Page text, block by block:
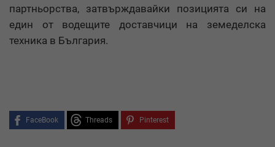
партньорства, затвърждавайки позицията си на
един от водещите доставчици на земеделска
техника в България.
FaceBook Threads Pinterest